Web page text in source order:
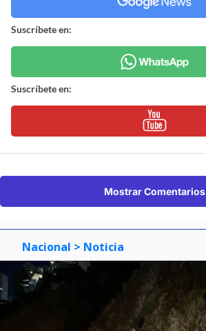
Suscríbete en:
Suscríbete en:
Mostrar Comentarios
Nacional > Noticia